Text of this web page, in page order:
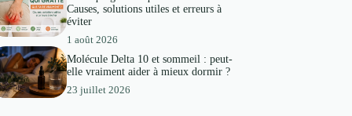
Causes, solutions utiles et erreurs à
éviter
1 août 2026
Molécule Delta 10 et sommeil : peut-
elle vraiment aider à mieux dormir ?
23 juillet 2026